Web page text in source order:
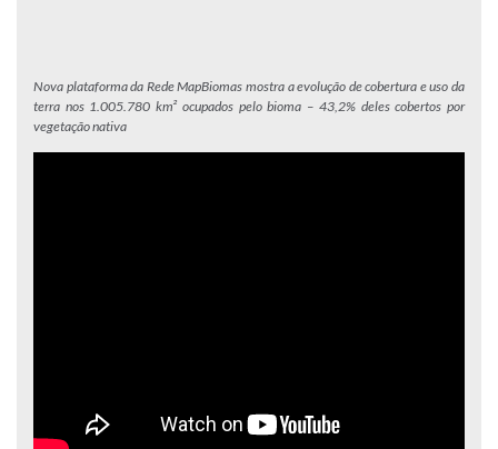
Nova plataforma da Rede MapBiomas mostra a evolução de cobertura e uso da
terra nos 1.005.780 km² ocupados pelo bioma – 43,2% deles cobertos por
vegetação nativa